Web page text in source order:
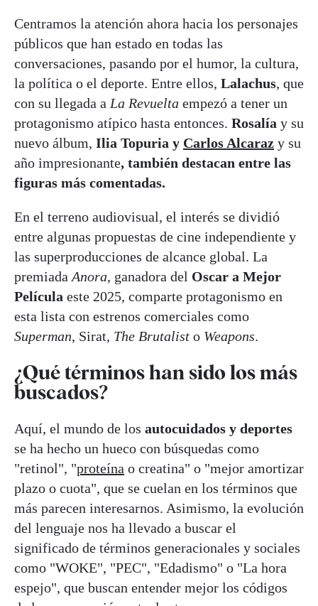
Centramos la atención ahora hacia los personajes
públicos que han estado en todas las
conversaciones, pasando por el humor, la cultura,
la política o el deporte. Entre ellos, Lalachus, que
con su llegada a La Revuelta empezó a tener un
protagonismo atípico hasta entonces. Rosalía y su
nuevo álbum, Ilia Topuria y Carlos Alcaraz y su
año impresionante, también destacan entre las
figuras más comentadas.
En el terreno audiovisual, el interés se dividió
entre algunas propuestas de cine independiente y
las superproducciones de alcance global. La
premiada Anora, ganadora del Oscar a Mejor
Película este 2025, comparte protagonismo en
esta lista con estrenos comerciales como
Superman, Sirat, The Brutalist o Weapons.
¿Qué términos han sido los más
buscados?
Aquí, el mundo de los autocuidados y deportes
se ha hecho un hueco con búsquedas como
"retinol", "proteína o creatina" o "mejor amortizar
plazo o cuota", que se cuelan en los términos que
más parecen interesarnos. Asimismo, la evolución
del lenguaje nos ha llevado a buscar el
significado de términos generacionales y sociales
como "WOKE", "PEC", "Edadismo" o "La hora
espejo", que buscan entender mejor los códigos